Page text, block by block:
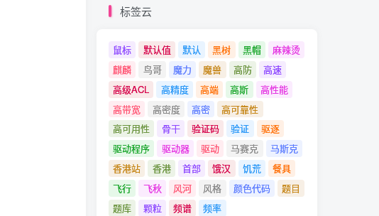
标签云
鼠标 默认值 默认 黑树 黑帽
麻辣烫
麒麟
鸟哥 魔力 魔兽 高防
高速
高级ACL
高精度 高端 高斯
高性能
高带宽
高密度 高密
高可靠性
高可用性
骨干 验证码 验证
驱逐
驱动程序
驱动器 驱动 马赛克
马斯克
香港站
香港 首部 饿汉 饥荒
餐具
飞行
飞秋 风河 风格 颜色代码
题目
题库
颗粒 频谱 频率